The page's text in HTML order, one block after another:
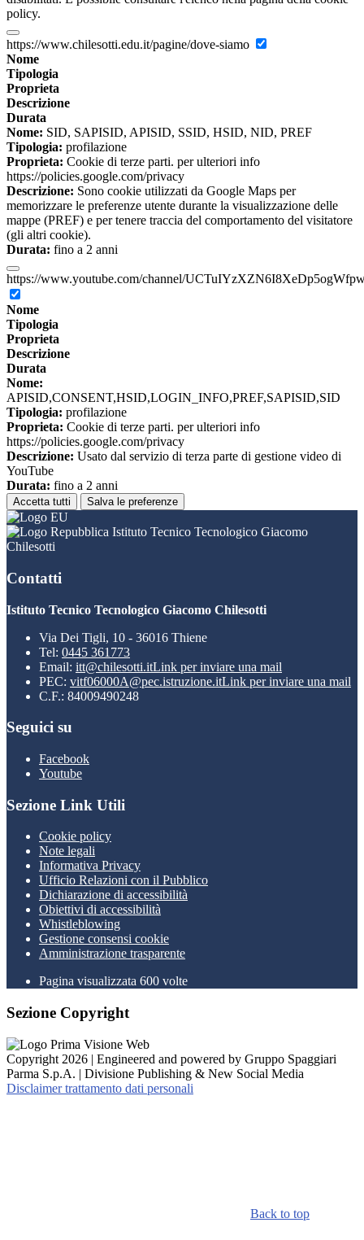
policy.
https://www.chilesotti.edu.it/pagine/dove-siamo
Nome
Tipologia
Proprieta
Descrizione
Durata
Nome: SID, SAPISID, APISID, SSID, HSID, NID, PREF
Tipologia: profilazione
Proprieta: Cookie di terze parti. per ulteriori info
https://policies.google.com/privacy
Descrizione: Sono cookie utilizzati da Google Maps per
memorizzare le preferenze utente durante la visualizzazione delle
mappe (PREF) e per tenere traccia del comportamento del visitatore
(gli altri cookie).
Durata: fino a 2 anni
https://www.youtube.com/channel/
Nome
Tipologia
Proprieta
Descrizione
Durata
Nome:
APISID,CONSENT,HSID,LOGIN_INFO,PREF,SAPISID,SID
Tipologia: profilazione
Proprieta: Cookie di terze parti. per ulteriori info
https://policies.google.com/privacy
Descrizione: Usato dal servizio di terza parte di gestione video di
YouTube
Durata: fino a 2 anni
Accetta tutti Salva le preferenze
Istituto Tecnico Tecnologico Giacomo
Chilesotti
Contatti
Istituto Tecnico Tecnologico Giacomo Chilesotti
Via Dei Tigli, 10 - 36016 Thiene
Tel: 0445 361773
Email: itt@chilesotti.itLink per inviare una mail
PEC: vitf06000A@pec.istruzione.itLink per inviare una mail
C.F.: 84009490248
Seguici su
Facebook
Youtube
Sezione Link Utili
Cookie policy
Note legali
Informativa Privacy
Ufficio Relazioni con il Pubblico
Dichiarazione di accessibilità
Obiettivi di accessibilità
Whistleblowing
Gestione consensi cookie
Amministrazione trasparente
Pagina visualizzata 600 volte
Sezione Copyright
Copyright 2026 | Engineered and powered by Gruppo Spaggiari
Parma S.p.A. | Divisione Publishing & New Social Media
Disclaimer trattamento dati personali
Back to top